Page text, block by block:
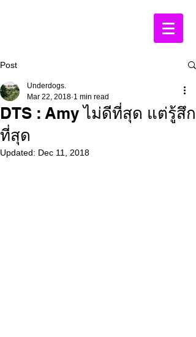
Post
DTS : Amy ไม่ดีที่สุด แต่รู้สึก
ที่สุด
Underdogs.
Mar 22, 2018 1 min read
Updated: Dec 11, 2018